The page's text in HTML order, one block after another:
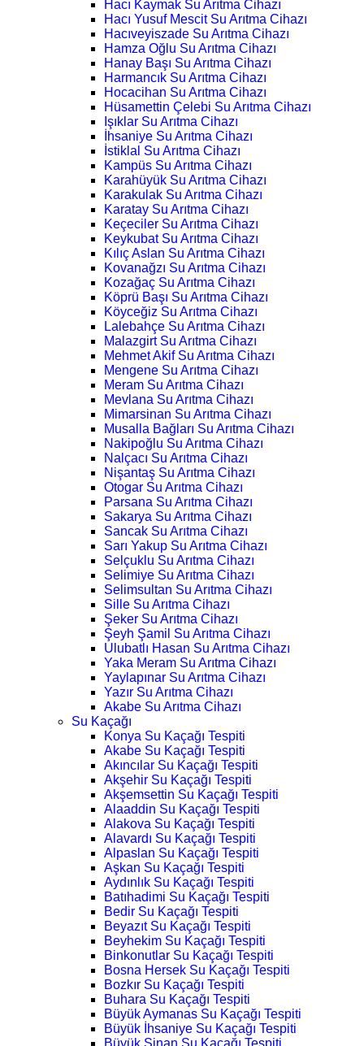
Hacı Kaymak Su Arıtma Cihazı
Hacı Yusuf Mescit Su Arıtma Cihazı
Hacıveyiszade Su Arıtma Cihazı
Hamza Oğlu Su Arıtma Cihazı
Hanay Başı Su Arıtma Cihazı
Harmancık Su Arıtma Cihazı
Hocacihan Su Arıtma Cihazı
Hüsamettin Çelebi Su Arıtma Cihazı
Işıklar Su Arıtma Cihazı
İhsaniye Su Arıtma Cihazı
İstiklal Su Arıtma Cihazı
Kampüs Su Arıtma Cihazı
Karahüyük Su Arıtma Cihazı
Karakulak Su Arıtma Cihazı
Karatay Su Arıtma Cihazı
Keçeciler Su Arıtma Cihazı
Keykubat Su Arıtma Cihazı
Kılıç Aslan Su Arıtma Cihazı
Kovanağzı Su Arıtma Cihazı
Kozağaç Su Arıtma Cihazı
Köprü Başı Su Arıtma Cihazı
Köyceğiz Su Arıtma Cihazı
Lalebahçe Su Arıtma Cihazı
Malazgirt Su Arıtma Cihazı
Mehmet Akif Su Arıtma Cihazı
Mengene Su Arıtma Cihazı
Meram Su Arıtma Cihazı
Mevlana Su Arıtma Cihazı
Mimarsinan Su Arıtma Cihazı
Musalla Bağları Su Arıtma Cihazı
Nakipoğlu Su Arıtma Cihazı
Nalçacı Su Arıtma Cihazı
Nişantaş Su Arıtma Cihazı
Otogar Su Arıtma Cihazı
Parsana Su Arıtma Cihazı
Sakarya Su Arıtma Cihazı
Sancak Su Arıtma Cihazı
Sarı Yakup Su Arıtma Cihazı
Selçuklu Su Arıtma Cihazı
Selimiye Su Arıtma Cihazı
Selimsultan Su Arıtma Cihazı
Sille Su Arıtma Cihazı
Şeker Su Arıtma Cihazı
Şeyh Şamil Su Arıtma Cihazı
Ulubatlı Hasan Su Arıtma Cihazı
Yaka Meram Su Arıtma Cihazı
Yaylapınar Su Arıtma Cihazı
Yazır Su Arıtma Cihazı
Akabe Su Arıtma Cihazı
Su Kaçağı
Konya Su Kaçağı Tespiti
Akabe Su Kaçağı Tespiti
Akıncılar Su Kaçağı Tespiti
Akşehir Su Kaçağı Tespiti
Akşemsettin Su Kaçağı Tespiti
Alaaddin Su Kaçağı Tespiti
Alakova Su Kaçağı Tespiti
Alavardı Su Kaçağı Tespiti
Alpaslan Su Kaçağı Tespiti
Aşkan Su Kaçağı Tespiti
Aydınlık Su Kaçağı Tespiti
Batıhadimi Su Kaçağı Tespiti
Bedir Su Kaçağı Tespiti
Beyazıt Su Kaçağı Tespiti
Beyhekim Su Kaçağı Tespiti
Binkonutlar Su Kaçağı Tespiti
Bosna Hersek Su Kaçağı Tespiti
Bozkır Su Kaçağı Tespiti
Buhara Su Kaçağı Tespiti
Büyük Aymanas Su Kaçağı Tespiti
Büyük İhsaniye Su Kaçağı Tespiti